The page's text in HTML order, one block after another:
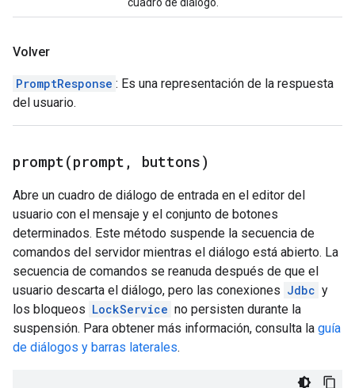
Volver
PromptResponse : Es una representación de la respuesta
del usuario.
prompt(prompt , buttons)
Abre un cuadro de diálogo de entrada en el editor del
usuario con el mensaje y el conjunto de botones
determinados. Este método suspende la secuencia de
comandos del servidor mientras el diálogo está abierto. La
secuencia de comandos se reanuda después de que el
usuario descarta el diálogo, pero las conexiones Jdbc y
los bloqueos LockService no persisten durante la
suspensión. Para obtener más información, consulta la guía
de diálogos y barras laterales.